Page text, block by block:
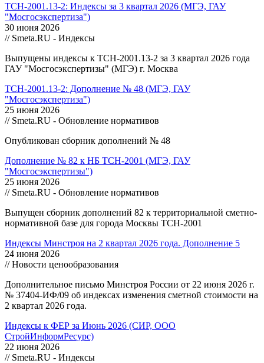
ТСН-2001.13-2: Индексы за 3 квартал 2026 (МГЭ, ГАУ
"Мосгосэкспертиза")
30 июня 2026
// Smeta.RU - Индексы
Выпущены индексы к ТСН-2001.13-2 за 3 квартал 2026 года
ГАУ "Мосгосэкспертизы" (МГЭ) г. Москва
ТСН-2001.13-2: Дополнение № 48 (МГЭ, ГАУ
"Мосгосэкспертиза")
25 июня 2026
// Smeta.RU - Обновление нормативов
Опубликован сборник дополнений № 48
Дополнение № 82 к НБ ТСН-2001 (МГЭ, ГАУ
"Мосгосэкспертизы")
25 июня 2026
// Smeta.RU - Обновление нормативов
Выпущен сборник дополнений 82 к территориальной сметно-
нормативной базе для города Москвы ТСН-2001
Индексы Минстроя на 2 квартал 2026 года. Дополнение 5
24 июня 2026
// Новости ценообразования
Дополнительное письмо Минстроя России от 22 июня 2026 г.
№ 37404-ИФ/09 об индексах изменения сметной стоимости на
2 квартал 2026 года.
Индексы к ФЕР за Июнь 2026 (СИР, ООО
СтройИнформРесурс)
22 июня 2026
// Smeta.RU - Индексы